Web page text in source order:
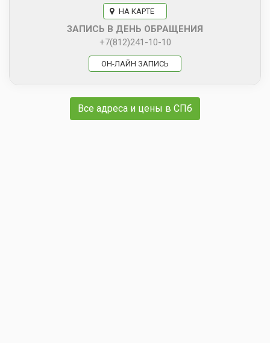
НА КАРТЕ
ЗАПИСЬ В ДЕНЬ ОБРАЩЕНИЯ
+7(812)241-10-10
ОН-ЛАЙН ЗАПИСЬ
Все адреса и цены в СПб